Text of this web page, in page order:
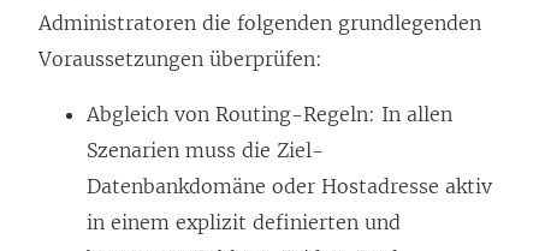
Administratoren die folgenden grundlegenden
Voraussetzungen überprüfen:
Abgleich von Routing-Regeln: In allen
Szenarien muss die Ziel-
Datenbankdomäne oder Hostadresse aktiv
in einem explizit definierten und